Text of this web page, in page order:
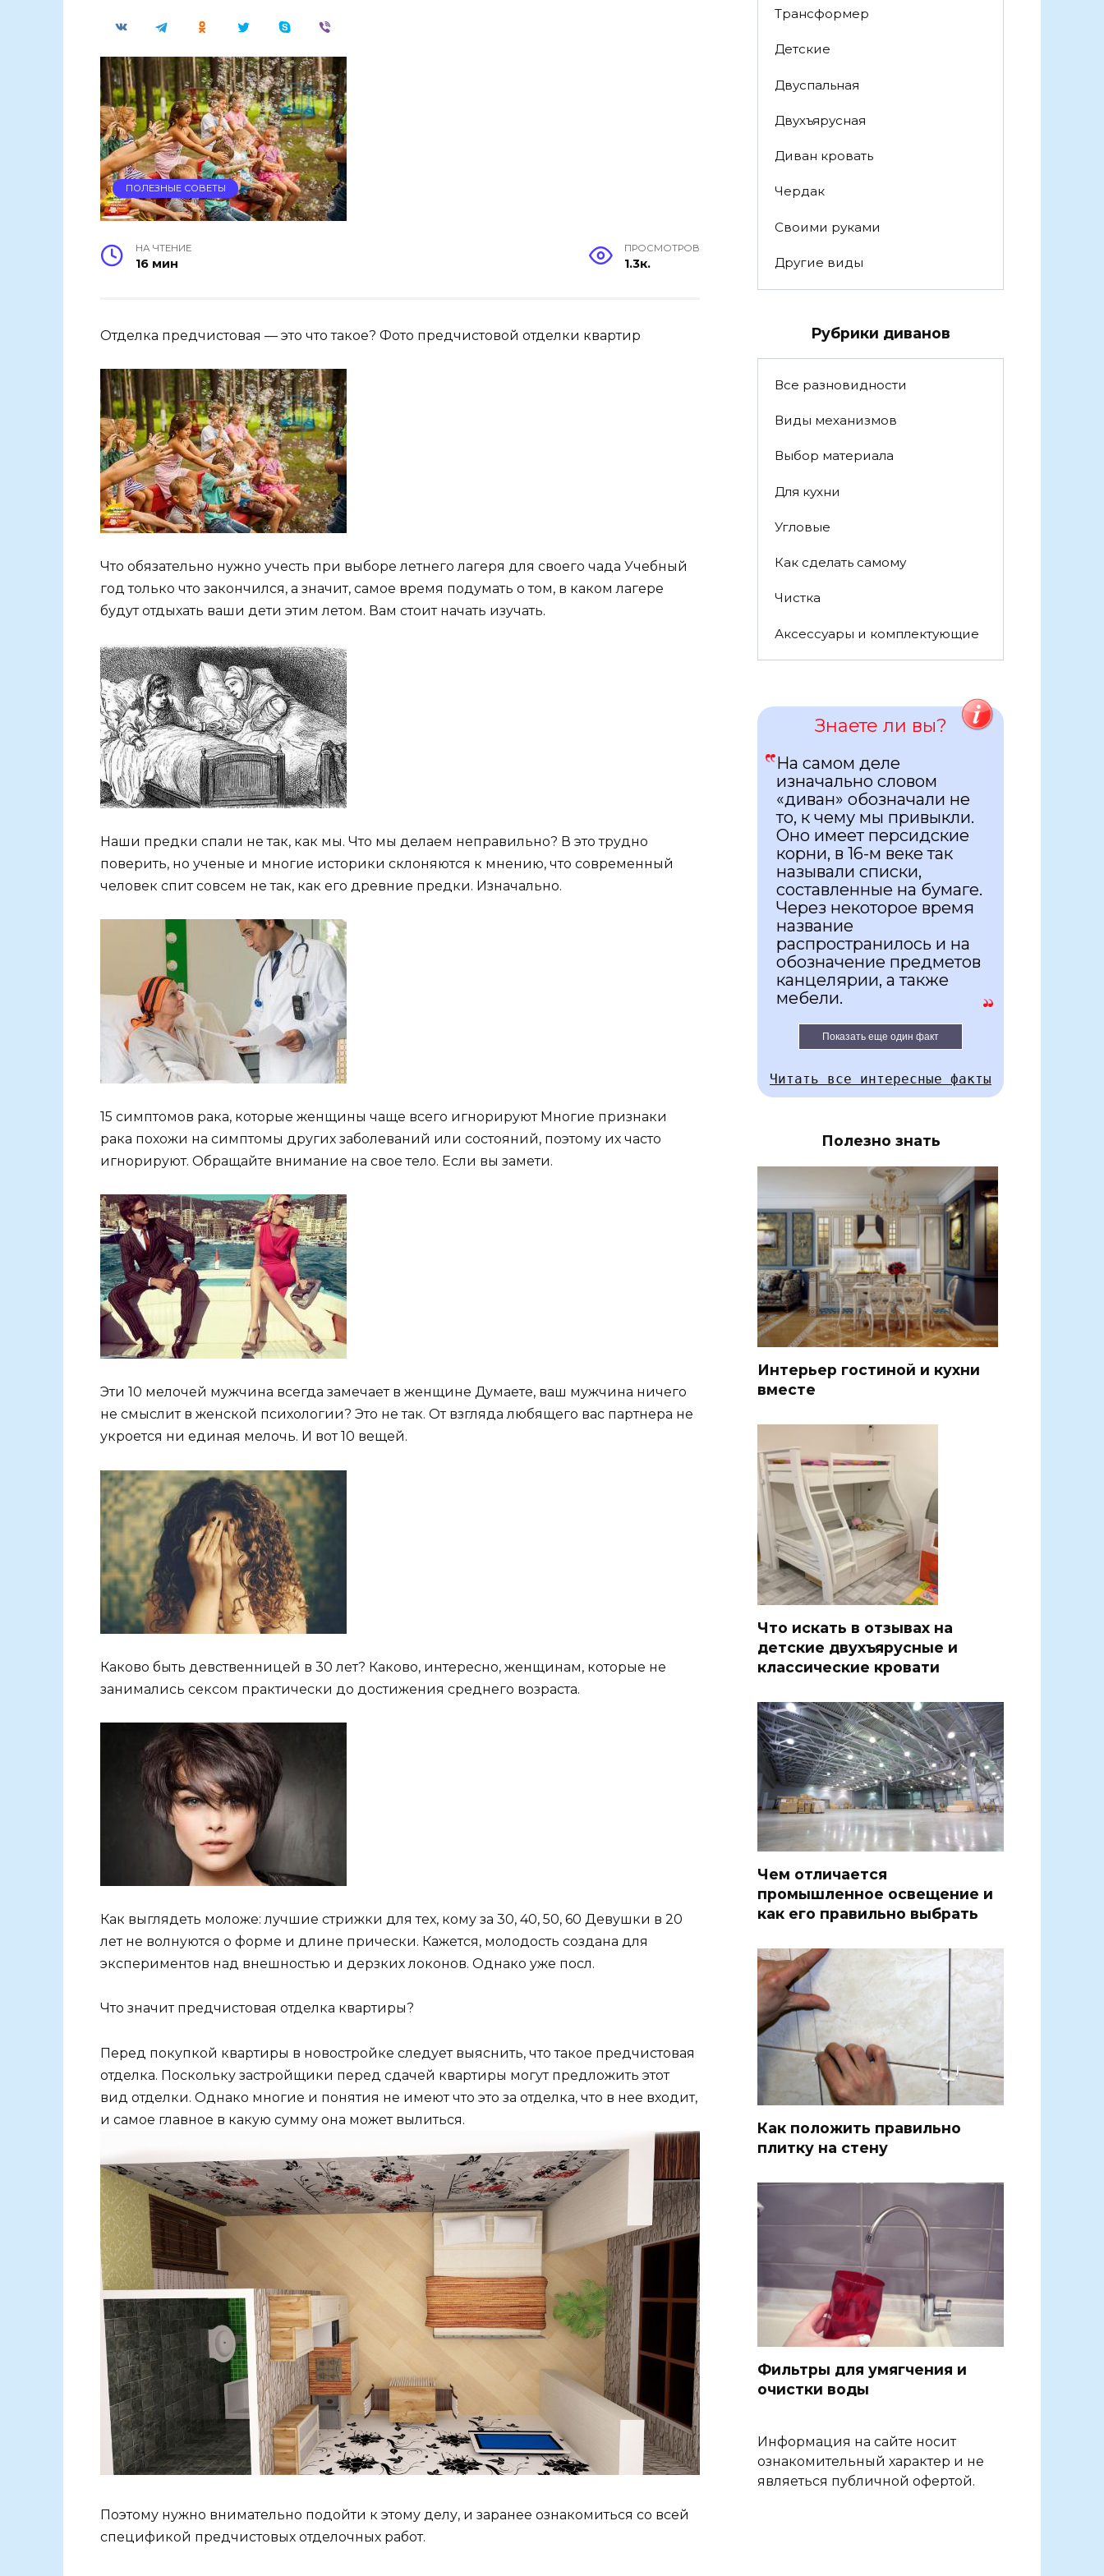
ПОЛЕЗНЫЕ СОВЕТЫ
НА ЧТЕНИЕ
16 мин
ПРОСМОТРОВ
1.3к.
Отделка предчистовая — это что такое? Фото предчистовой отделки квартир
Что обязательно нужно учесть при выборе летнего лагеря для своего чада Учебный
год только что закончился, а значит, самое время подумать о том, в каком лагере
будут отдыхать ваши дети этим летом. Вам стоит начать изучать.
Наши предки спали не так, как мы. Что мы делаем неправильно? В это трудно
поверить, но ученые и многие историки склоняются к мнению, что современный
человек спит совсем не так, как его древние предки. Изначально.
15 симптомов рака, которые женщины чаще всего игнорируют Многие признаки
рака похожи на симптомы других заболеваний или состояний, поэтому их часто
игнорируют. Обращайте внимание на свое тело. Если вы замети.
Эти 10 мелочей мужчина всегда замечает в женщине Думаете, ваш мужчина ничего
не смыслит в женской психологии? Это не так. От взгляда любящего вас партнера не
укроется ни единая мелочь. И вот 10 вещей.
Каково быть девственницей в 30 лет? Каково, интересно, женщинам, которые не
занимались сексом практически до достижения среднего возраста.
Как выглядеть моложе: лучшие стрижки для тех, кому за 30, 40, 50, 60 Девушки в 20
лет не волнуются о форме и длине прически. Кажется, молодость создана для
экспериментов над внешностью и дерзких локонов. Однако уже посл.
Что значит предчистовая отделка квартиры?
Перед покупкой квартиры в новостройке следует выяснить, что такое предчистовая
отделка. Поскольку застройщики перед сдачей квартиры могут предложить этот
вид отделки. Однако многие и понятия не имеют что это за отделка, что в нее входит,
и самое главное в какую сумму она может вылиться.
Поэтому нужно внимательно подойти к этому делу, и заранее ознакомиться со всей
спецификой предчистовых отделочных работ.
Трансформер
Детские
Двуспальная
Двухъярусная
Диван кровать
Чердак
Своими руками
Другие виды
Рубрики диванов
Все разновидности
Виды механизмов
Выбор материала
Для кухни
Угловые
Как сделать самому
Чистка
Аксессуары и комплектующие
Знаете ли вы?
На самом деле
изначально словом
«диван» обозначали не
то, к чему мы привыкли.
Оно имеет персидские
корни, в 16-м веке так
называли списки,
составленные на бумаге.
Через некоторое время
название
распространилось и на
обозначение предметов
канцелярии, а также
мебели.
Показать еще один факт
Читать все интересные факты
Полезно знать
Интерьер гостиной и кухни
вместе
Что искать в отзывах на
детские двухъярусные и
классические кровати
Чем отличается
промышленное освещение и
как его правильно выбрать
Как положить правильно
плитку на стену
Фильтры для умягчения и
очистки воды
Информация на сайте носит
ознакомительный характер и не
являеться публичной офертой.